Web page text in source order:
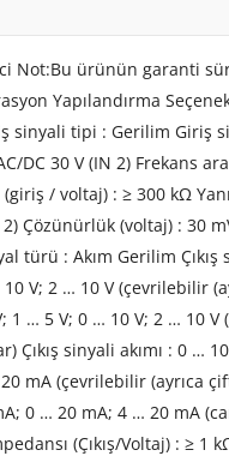
Not:Bu ürünün garanti
Yapılandırma
sinyali tipi : Gerilim Giriş
DC 30 V (IN 2) Frekans
/ voltaj) : ≥ 300 kΩ
Çözünürlük (voltaj) : 30
türü : Akım Gerilim
V; 2 … 10 V (çevrilebilir
1 … 5 V; 0 … 10 V; 2 … 10 V
Çıkış sinyali akımı : 0 …
mA (çevrilebilir (ayrıca
0 … 20 mA; 4 … 20 mA
(Çıkış/Voltaj) : ≥ 1